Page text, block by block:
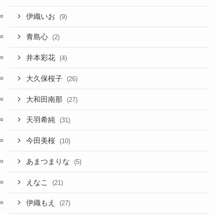
伊織いお (9)
青島心 (2)
井本彩花 (4)
大久保桜子 (26)
大和田南那 (27)
天羽希純 (31)
今田美桜 (10)
あまつまりな (5)
えなこ (21)
伊織もえ (27)